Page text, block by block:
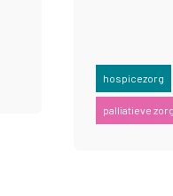
hospicezorg
palliatieve